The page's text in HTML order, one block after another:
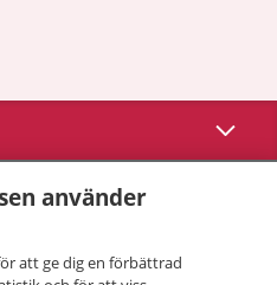
Visa
använder
att ge dig en förbättrad